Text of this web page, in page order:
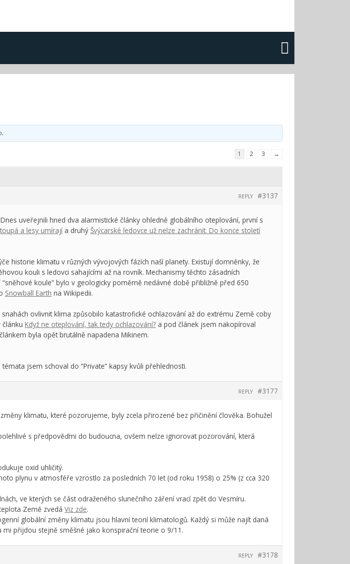
.
1 2 3 →
#3137
REPLY
uveřejnili hned dva alarmistické články ohledně globálního oteplování, první s
a lesy umírají a druhý Švýcarské ledovce už nelze zachránit. Do konce století
historie klimatu v různých vývojových fázích naší planety. Existují domněnky, že
kouli s ledovci sahajícími až na rovník. Mechanismy těchto zásadních
koule” bylo v geologicky poměrně nedávné době přibližně před 650
Snowball Earth na Wikipedii.
ovlivnit klima způsobilo katastrofické ochlazování až do extrému Země coby
Když ne oteplování, tak tedy ochlazování? a pod článek jsem nakopíroval
byla opět brutálně napadena Mikinem.
jsem schoval do “Private” kapsy kvůli přehlednosti.
#3177
REPLY
klimatu, které pozorujeme, byly zcela přirozené bez přičinění člověka. Bohužel
s předpověďmi do budoucna, ovšem nelze ignorovat pozorování, která
oxid uhličitý.
plynu v atmosféře vzrostlo za posledních 70 let (od roku 1958) o 25% (z cca 320
ve kterých se část odraženého slunečního záření vrací zpět do Vesmíru.
Země zvedá Viz zde.
globální změny klimatu jsou hlavní teorií klimatologů. Každý si může najít daná
přijdou stejně směšné jako konspirační teorie o 9/11.
#3178
REPLY